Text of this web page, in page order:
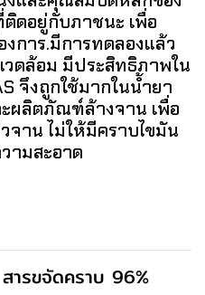
ติดอยู่กับภาชนะ เพื่อ
การ.มีการทดลองแล้ว
ดล้อม มีประสิทธิภาพใน
จึงถูกใช้มากในน้ำยา
ผลิตภัณฑ์ล้างจาน เพื่อ
จาน ไม่ให้มีคราบไขมัน
ามสะอาด
สารขจัดคราบ 96%